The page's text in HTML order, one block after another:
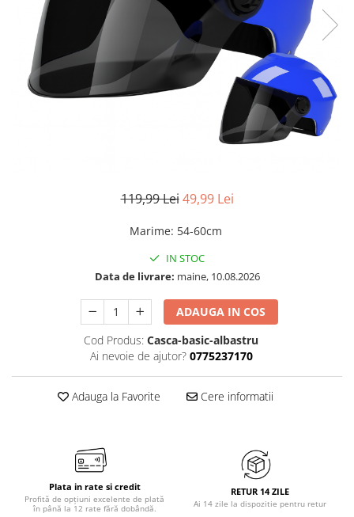
119,99 Lei 49,99 Lei
Marime: 54-60cm
IN STOC
Data de livrare: maine, 10.08.2026
ADAUGA IN COS
Cod Produs: Casca-basic-albastru
Ai nevoie de ajutor? 0775237170
Adauga la Favorite Cere informatii
Plata in rate si credit
Profită de opțiuni excelente de plată
în până la 12 rate fără dobândă.
RETUR 14 ZILE
Ai 14 zile la dispozitie pentru retur